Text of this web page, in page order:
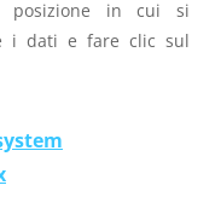
posizione in cui si
i dati e fare clic sul